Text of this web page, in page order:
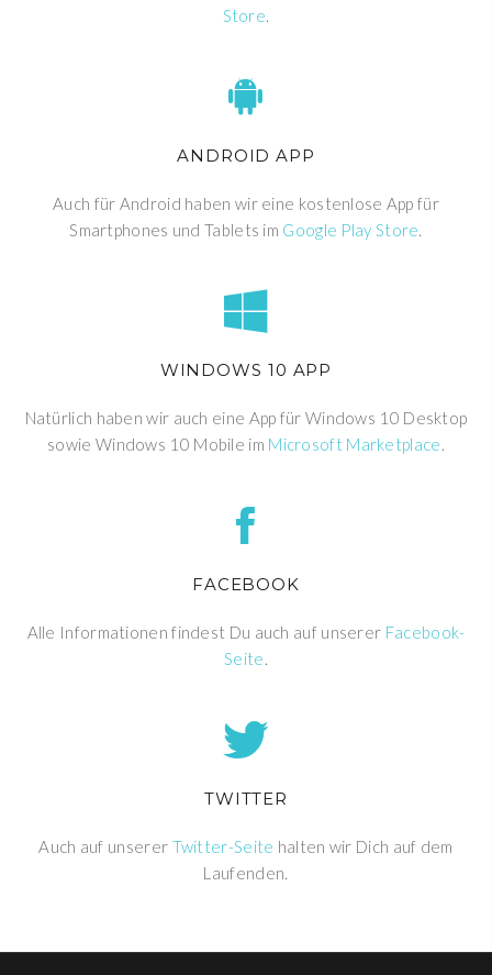
Store.
ANDROID APP
Auch für Android haben wir eine kostenlose App für
Smartphones und Tablets im Google Play Store.
WINDOWS 10 APP
Natürlich haben wir auch eine App für Windows 10 Desktop
sowie Windows 10 Mobile im Microsoft Marketplace.
FACEBOOK
Alle Informationen findest Du auch auf unserer Facebook-
Seite.
TWITTER
Auch auf unserer Twitter-Seite halten wir Dich auf dem
Laufenden.